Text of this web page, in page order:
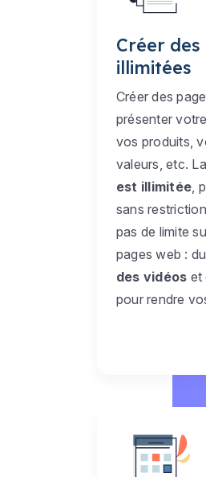
Créer
illimitées
Créer des
présenter
vos produits,
valeurs, etc. La
est illimitée ,
sans
pas de limite
pages web : du
des vidéos et
pour rendre